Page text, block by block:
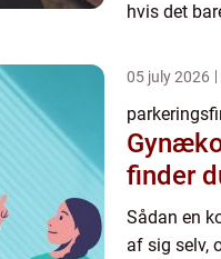
hvis det
05 july 2026
finder
Sådan en
af sig selv,